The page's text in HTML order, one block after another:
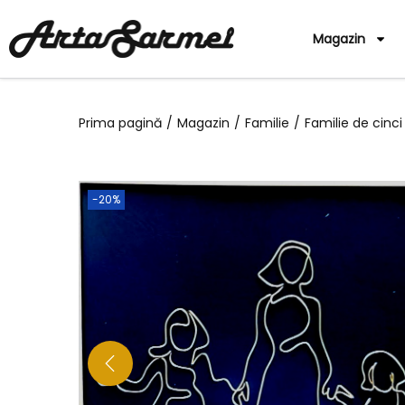
Magazin
Prima pagină / Magazin / Familie / Familie de
-20%